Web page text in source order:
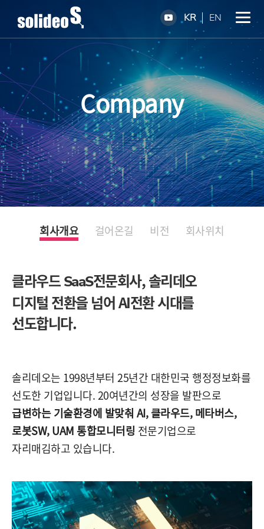
KR EN
Company
회사개요 걸어온길 비전 회사위치
클라우드SaaS전문회사,솔리데오
디지털 전환을 넘어 AI전환 시대를
선도합니다.
솔리데오는 1998년부터 25년간 대한민국 행정정보화를
선도한 기업입니다. 20여년간의 성장을 발판으로
급변하는 기술환경에 발맞춰 AI, 클라우드, 메타버스,
로봇SW, UAM 통합모니터링 전문기업으로
자리매김하고 있습니다.